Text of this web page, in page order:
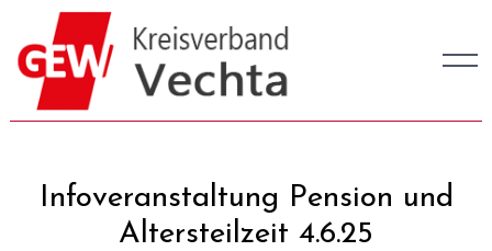
content
Infoveranstaltung Pension und
Altersteilzeit 4.6.25